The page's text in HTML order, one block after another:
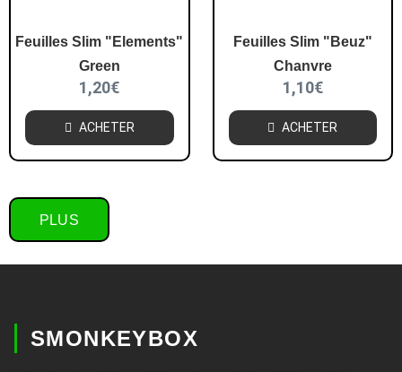
Feuilles Slim "Elements"
Green
1,20€
ACHETER
Feuilles Slim "Beuz"
Chanvre
1,10€
ACHETER
PLUS
SMONKEYBOX